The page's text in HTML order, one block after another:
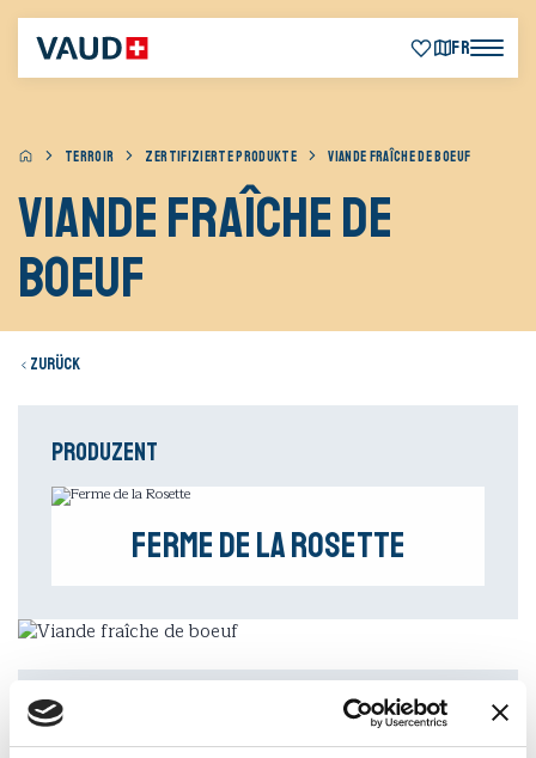
FR
TERROIR ZERTIFIZIERTE PRODUKTE VIANDE FRAÎCHE DE BOEUF
Viande fraîche de
boeuf
Zurück
Produzent
Ferme de la Rosette
Adresse